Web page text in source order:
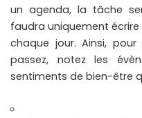
un agenda, la tâche
faudra uniquement
chaque jour. Ainsi,
passez, notez les
sentiments de bien-être